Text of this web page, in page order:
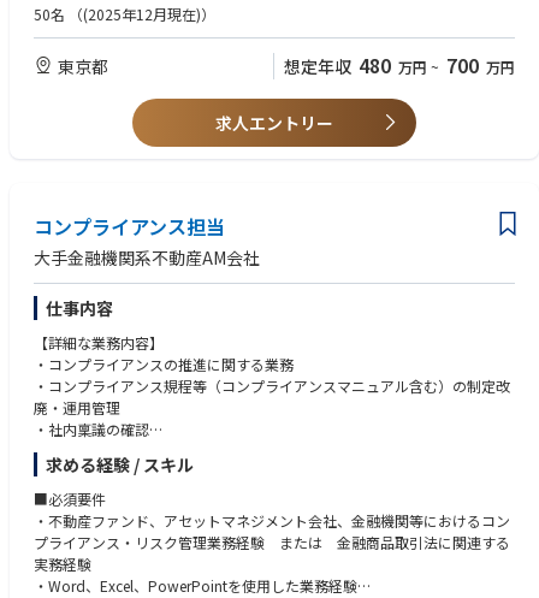
【事業内容】
【歓迎する資格】
1. 証券外務員一種、二種、内部管理責任者
2. CIA、CISA等内部監査関連資格
【求める人材像】
1. 細かい作業に抵抗がない方
【ポイント】
内部監査組織ですが、IFA事業者様への往査も含め、実務経験を積んでいた
だけます。
50名 （(2025年12月現在)）
東京都 想定年収 480 万円 ~ 700 万円
求人エントリー
コンプライアンス担当
大手金融機関系不動産AM会社
仕事内容
【詳細な業務内容】
・コンプライアンスの推進に関する業務
・コンプライアンス規程等（コンプライアンスマニュアル含む）の制定改
廃・運用管理
・社内稟議の確認
・社内規程等の制定改廃に関する相談・確認
・社内相談事項への対応
・投資・運用案件の事前審査（契約書含む）
・事務ミス・苦情・事故等管理
・コンプライアンス委員会の事務局運営
・反社チェック体制の管理・整備・運用
・AML／CFT／KYC体制の管理・整備・運用
求める経験 / スキル
■必須要件
・不動産ファンド、アセットマネジメント会社、金融機関等におけるコン
プライアンス・リスク管理業務経験 または 金融商品取引法に関連する
実務経験
・Word、Excel、PowerPointを使用した業務経験